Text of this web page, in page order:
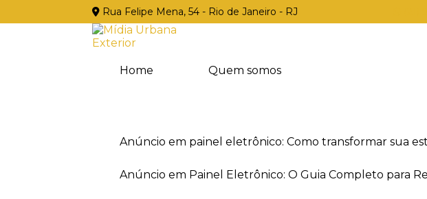
Rua Felipe Mena, 54 - Rio de Janeiro - RJ
Home Quem somos
Anúncio em painel eletrônico: Como transformar sua
Anúncio em Painel Eletrônico: O Guia Completo para